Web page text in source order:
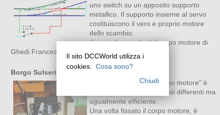
uno switch su un apposito supporto
metallico. Il supporto insieme al servo
costituiscono il vero e proprio motore
dello scambio.
Scaricail progetto del corpo motore di
Ghedi Francesco.
Borgo Sulserio
Per Borgo Sulserio il "corpo motore" è
stato costruito con materiali differenti ma
ugualmente efficiente.
Una volta fissato il corpo motore, è
Il sito DCCWorld utilizza i
cookies.
Cosa sono?
Chiudi